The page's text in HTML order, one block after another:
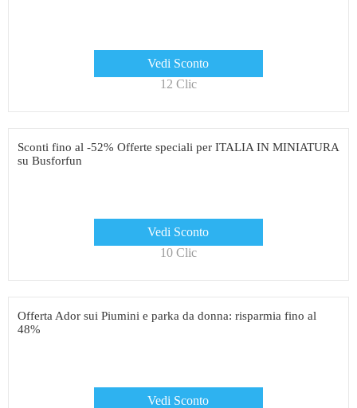
Vedi Sconto
12 Clic
Sconti fino al -52% Offerte speciali per ITALIA IN MINIATURA
su Busforfun
Vedi Sconto
10 Clic
Offerta Ador sui Piumini e parka da donna: risparmia fino al
48%
Vedi Sconto